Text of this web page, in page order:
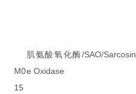
M0
15
肌氨酸氧化酶/SAO/Sarcosin
e Oxidase